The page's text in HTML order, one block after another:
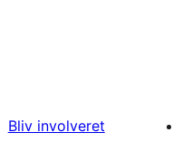
Bliv involveret